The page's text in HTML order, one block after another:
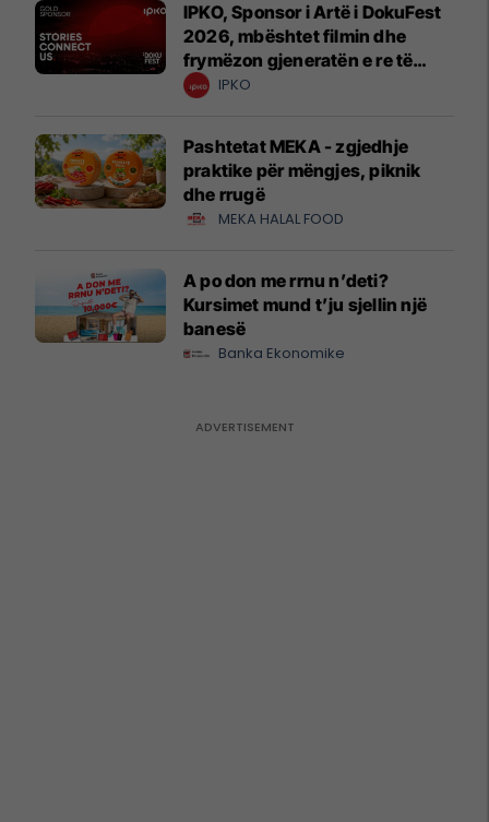
IPKO, Sponsor i Artë i DokuFest
2026, mbështet filmin dhe
frymëzon gjeneratën e re të
krijuesve
IPKO
Pashtetat MEKA - zgjedhje
praktike për mëngjes, piknik
dhe rrugë
MEKA HALAL FOOD
A po don me rrnu n’deti?
Kursimet mund t’ju sjellin një
banesë
Banka Ekonomike